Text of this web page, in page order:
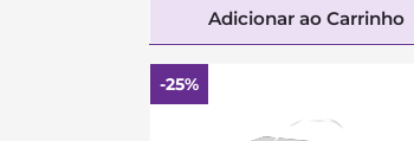
Adicionar ao Carrinho
-25%